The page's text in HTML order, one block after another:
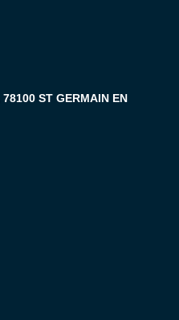
ST GERMAIN EN